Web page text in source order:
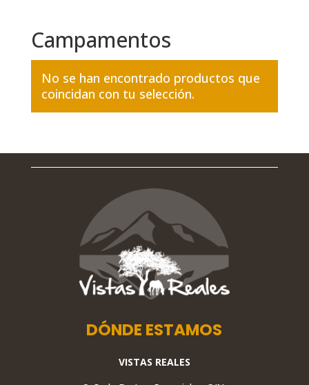
Campamentos
No se han encontrado productos que
coincidan con tu selección.
DÓNDE ESTAMOS
VISTAS REALES